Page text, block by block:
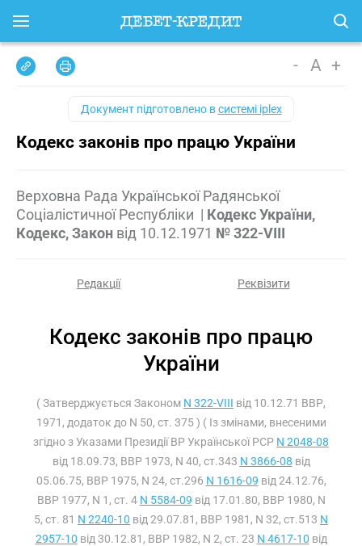
- A +
Документ підготовлено всистемі iplex
Кодекс законів про працю України
Верховна Рада Української Радянської
Соціалістичної Республіки | Кодекс України,
Кодекс, Закон від 10.12.1971 № 322-VIII
Редакції Реквізити
Кодекс законів про працю
України
( Затверджується Законом N 322-VIII від 10.12.71 ВВР,
1971, додаток до N 50, ст. 375 ) ( Із змінами, внесеними
згідно з Указами Президії ВР Української РСР N 2048-08
від 18.09.73, ВВР 1973, N 40, ст.343 N 3866-08 від
05.06.75, ВВР 1975, N 24, ст.296 N 1616-09 від 24.12.76,
ВВР 1977, N 1, ст. 4 N 5584-09 від 17.01.80, ВВР 1980, N
5, ст. 81 N 2240-10 від 29.07.81, ВВР 1981, N 32, ст.513 N
2957-10 від 30.12.81, ВВР 1982, N 2, ст. 23 N 4617-10 від